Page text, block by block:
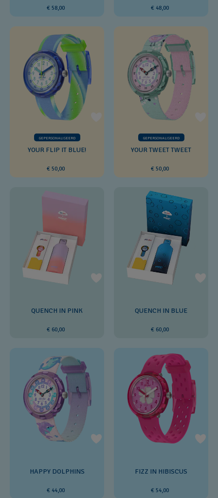
€ 58,00 € 48,00
GEPERSONALISEERD
YOUR FLIP IT BLUE!
€ 50,00
GEPERSONALISEERD
YOUR TWEET TWEET
€ 50,00
QUENCH IN PINK
€ 60,00
QUENCH IN BLUE
€ 60,00
HAPPY DOLPHINS
€ 44,00
FIZZ IN HIBISCUS
€ 54,00